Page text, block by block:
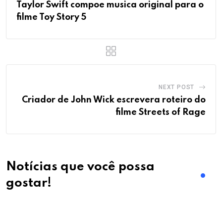
Taylor Swift compoe musica original para o
filme Toy Story 5
NEXT POST
Criador de John Wick escrevera roteiro do
filme Streets of Rage
Notícias que você possa
gostar!